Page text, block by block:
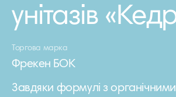
унітазів
Торгова марка
Фрекен БОК
Завдяки формулі з